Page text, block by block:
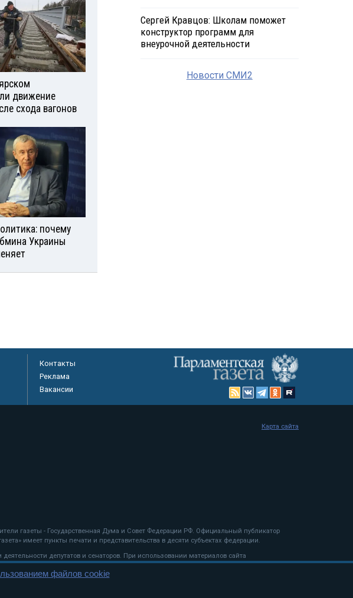
движение
схода вагонов
почему
Украины
Сергей Кравцов: Школам поможет
конструктор программ для
внеурочной деятельности
Новости СМИ2
Контакты
Реклама
Вакансии
газеты - Государственная Дума и Совет Федерации РФ. Официальный публикатор
имеет пункты печати и представительства в десяти субъектах федерации.
депутатов и сенаторов. При использовании материалов сайта
Карта сайта
файлов cookie